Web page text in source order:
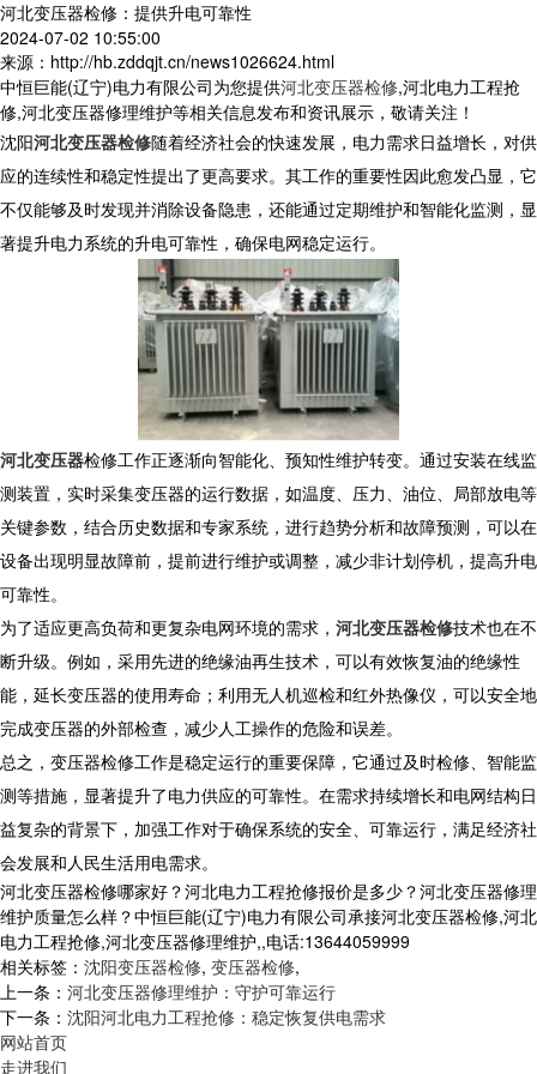
河北变压器检修：提供升电可靠性
2024-07-02 10:55:00
来源：http://hb.zddqjt.cn/news1026624.html
中恒巨能(辽宁)电力有限公司为您提供河北变压器检修,河北电力工程抢
修,河北变压器修理维护等相关信息发布和资讯展示，敬请关注！
沈阳河北变压器检修随着经济社会的快速发展，电力需求日益增长，对供
应的连续性和稳定性提出了更高要求。其工作的重要性因此愈发凸显，它
不仅能够及时发现并消除设备隐患，还能通过定期维护和智能化监测，显
著提升电力系统的升电可靠性，确保电网稳定运行。
河北变压器检修工作正逐渐向智能化、预知性维护转变。通过安装在线监
测装置，实时采集变压器的运行数据，如温度、压力、油位、局部放电等
关键参数，结合历史数据和专家系统，进行趋势分析和故障预测，可以在
设备出现明显故障前，提前进行维护或调整，减少非计划停机，提高升电
可靠性。
为了适应更高负荷和更复杂电网环境的需求， 河北变压器检修技术也在不
断升级。例如，采用先进的绝缘油再生技术，可以有效恢复油的绝缘性
能，延长变压器的使用寿命；利用无人机巡检和红外热像仪，可以安全地
完成变压器的外部检查，减少人工操作的危险和误差。
总之，变压器检修工作是稳定运行的重要保障，它通过及时检修、智能监
测等措施，显著提升了电力供应的可靠性。在需求持续增长和电网结构日
益复杂的背景下，加强工作对于确保系统的安全、可靠运行，满足经济社
会发展和人民生活用电需求。
河北变压器检修哪家好？河北电力工程抢修报价是多少？河北变压器修理
维护质量怎么样？中恒巨能(辽宁)电力有限公司承接河北变压器检修,河北
电力工程抢修,河北变压器修理维护,,电话:13644059999
相关标签： 沈阳变压器检修, 变压器检修,
上一条： 河北变压器修理维护：守护可靠运行
下一条： 沈阳河北电力工程抢修：稳定恢复供电需求
网站首页
走进我们